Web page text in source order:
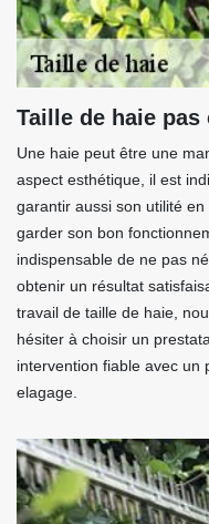
Taille de haie pas
Une haie peut être une
aspect esthétique, il est
garantir aussi son utilité
garder son bon
indispensable de ne pas
obtenir un résultat
travail de taille de haie,
hésiter à choisir un
intervention fiable avec un
elagage.